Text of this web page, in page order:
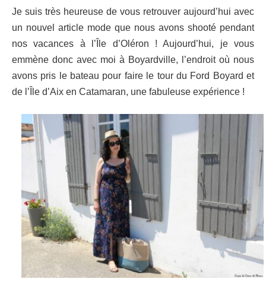
Je suis très heureuse de vous retrouver aujourd’hui avec
un nouvel article mode que nous avons shooté pendant
nos vacances à l’Île d’Oléron ! Aujourd’hui, je vous
emmène donc avec moi à Boyardville, l’endroit où nous
avons pris le bateau pour faire le tour du Ford Boyard et
de l’Île d’Aix en Catamaran, une fabuleuse expérience !